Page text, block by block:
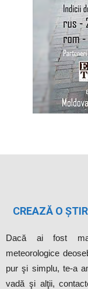
CREAZĂ O
Dacă ai fost
meteorologice
pur şi simplu, te-a
vadă şi alţii,